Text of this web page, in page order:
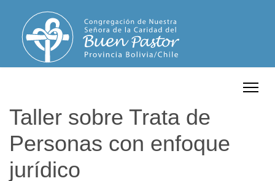
Taller sobre Trata de
Personas con enfoque
jurídico